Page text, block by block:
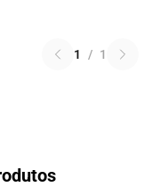
1 / 1